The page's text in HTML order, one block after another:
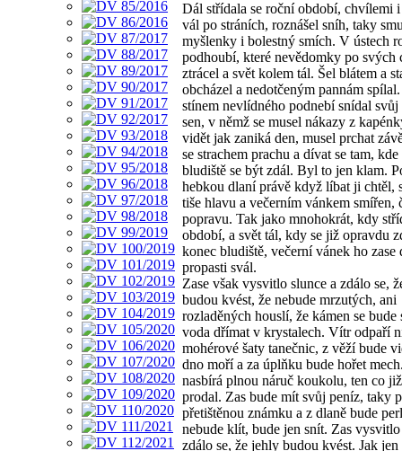
Dál střídala se roční období, chvílemi
vál po stráních, roznášel sníh, taky
myšlenky i bolestný smích. V ústech
podhoubí, které nevědomky po svých
ztrácel a svět kolem tál. Šel blátem a
obcházel a nedotčeným pannám
stínem nevlídného podnebí snídal svůj
sen, v němž se musel nákazy z
vidět jak zaniká den, musel prchat
se strachem prachu a dívat se tam,
bludiště se být zdál. Byl to jen klam.
hebkou dlaní právě když líbat ji chtěl,
tiše hlavu a večerním vánkem smířen,
popravu. Tak jako mnohokrát, kdy
období, a svět tál, kdy se již opravdu
konec bludiště, večerní vánek ho zase
propasti svál.
Zase však vysvitlo slunce a zdálo se,
budou kvést, že nebude mrzutých, ani
rozladěných houslí, že kámen se bude
voda dřímat v krystalech. Vítr odpaří
mohérové šaty tanečnic, z věží bude
dno moří a za úplňku bude hořet
nasbírá plnou náruč koukolu, ten co
prodal. Zas bude mít svůj peníz, taky
přetištěnou známku a z dlaně bude
nebude klít, bude jen snít. Zas vysvitlo
zdálo se, že jehly budou kvést. Jak jen